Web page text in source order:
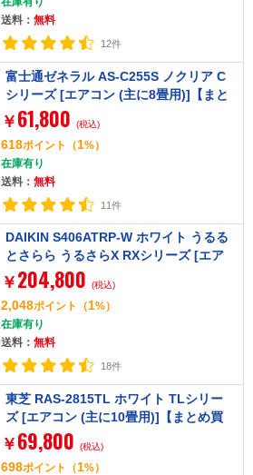
送料： 無料
12件
富士通ゼネラル AS-C255S ノクリア C
シリーズ [エアコン (主に8畳用)]【まと
め買い対象B】
￥ 61,800 (税込)
618ポイント （1%）
在庫有り
送料： 無料
11件
DAIKIN S406ATRP-W ホワイト うるる
とさらら うるさらX RXシリーズ [エア
コン (主に14畳用・単相200V)]
￥ 204,800 (税込)
2,048ポイント （1%）
在庫有り
送料： 無料
18件
東芝 RAS-2815TL ホワイト TLシリー
ズ [エアコン (主に10畳用)]【まとめ買
い対象B】
￥ 69,800 (税込)
698ポイント （1%）